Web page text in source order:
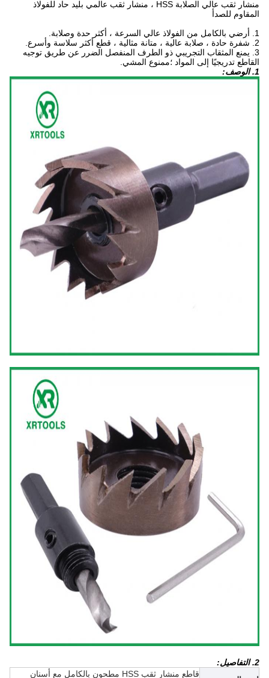
منشار ثقب عالي الصلابة HSS ، منشار ثقب عالمي بليد حاد للفولاذ
المقاوم للصدأ
3. يمنع المثقاب التجريبي ذو الطرف المنفصل الضرر عن طريق توجيه
القاطع تدريجيًا إلى المواد ؛ممنوع المشي.
2. التفاصيل:
قاطع منشار ثقب HSS مطحون بالكامل مع أسنان